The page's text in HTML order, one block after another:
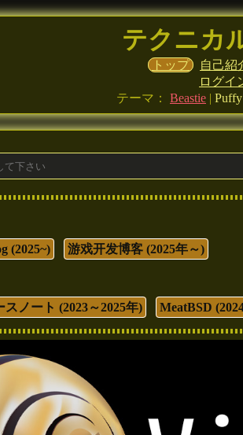
テクニカ
トップ 自己紹
ログイ
テーマ： Beastie | Puffy
(2025~) 游戏开发博客 (2025年～)
スノート (2023～2025年) MeatBSD